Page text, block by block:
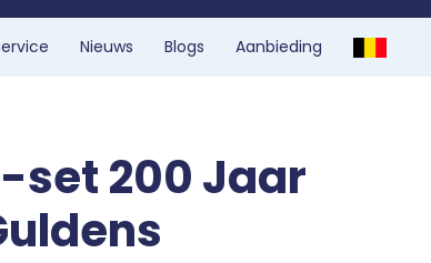
Nieuws Blogs Aanbieding
set 200 Jaar